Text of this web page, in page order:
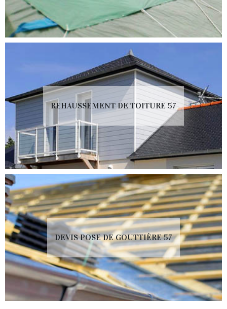
REHAUSSEMENT DE TOITURE 57
DEVIS POSE DE GOUTTIÈRE 57